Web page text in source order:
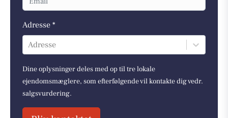
Adresse *
Adresse
Dine oplysninger deles med op til tre lokale
ejendomsmæglere, som efterfølgende vil kontakte dig vedr.
salgsvurdering.